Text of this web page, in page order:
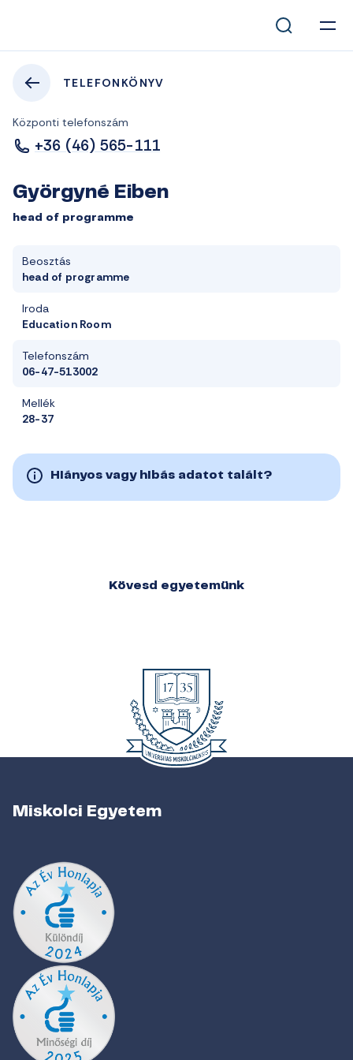
TELEFONKÖNYV
Központi telefonszám
+36 (46) 565-111
Györgyné Eiben
head of programme
Beosztás
head of programme
Iroda
Education Room
Telefonszám
06-47-513002
Mellék
28-37
Hiányos vagy hibás adatot talált?
Kövesd egyetemünk
Miskolci Egyetem